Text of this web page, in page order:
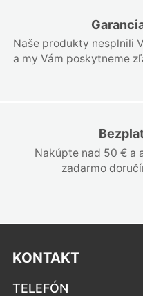
Naše produkty nesplnili
a my Vám poskytneme
Nakúpte nad 50 € a
zadarmo
KONTAKT
TELEFÓN